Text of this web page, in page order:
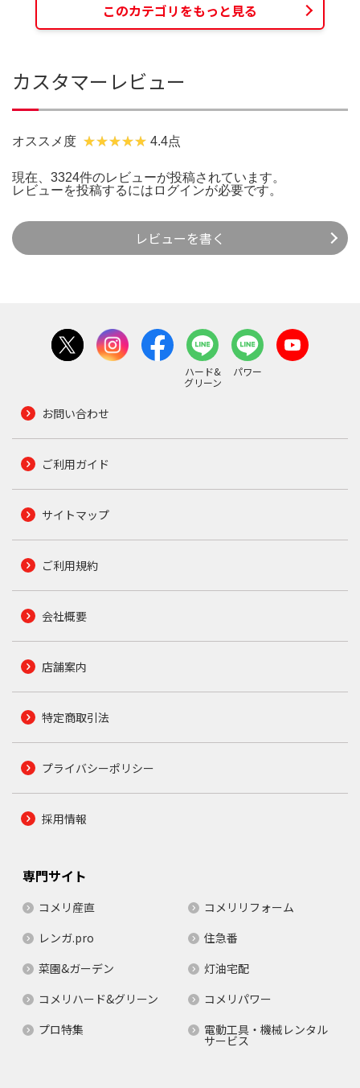
このカテゴリをもっと見る
カスタマーレビュー
オススメ度 4.4点
現在、3324件のレビューが投稿されています。
レビューを投稿するには ログインが必要です。
レビューを書く
ハード&
グリーン
パワー
お問い合わせ
ご利用ガイド
サイトマップ
ご利用規約
会社概要
店舗案内
特定商取引法
プライバシーポリシー
採用情報
専門サイト
コメリ産直
コメリリフォーム
レンガ.pro
住急番
菜園&ガーデン
灯油宅配
コメリハード&グリーン
コメリパワー
プロ特集
電動工具・機械レンタル
サービス